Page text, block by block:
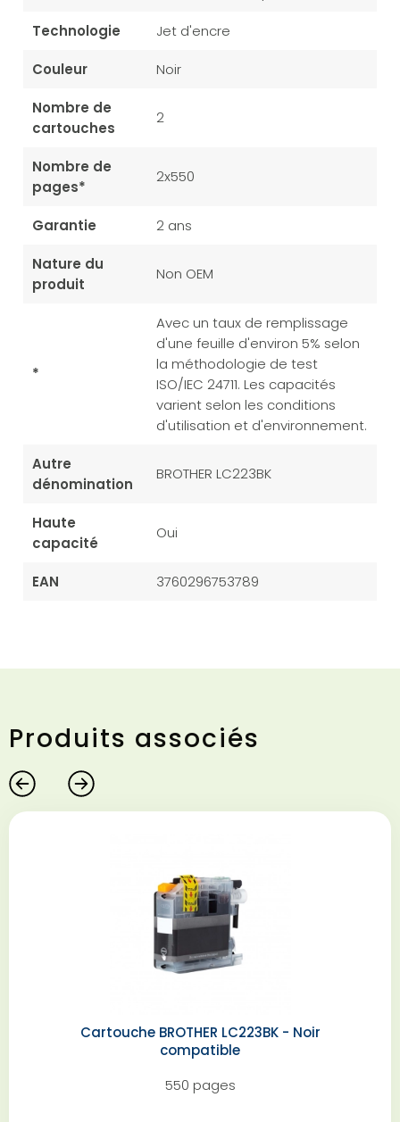
Technologie Jet d'encre
Couleur Noir
Nombre de
cartouches
2
Nombre de
pages*
2x550
Garantie 2 ans
Nature du
produit
Non OEM
*
Avec un taux de remplissage
d'une feuille d'environ 5% selon
la méthodologie de test
ISO/IEC 24711. Les capacités
varient selon les conditions
d'utilisation et d'environnement.
Autre
dénomination
BROTHER LC223BK
Haute
capacité
Oui
EAN 3760296753789
Produits associés
Cartouche BROTHER LC223BK - Noir
compatible
550 pages